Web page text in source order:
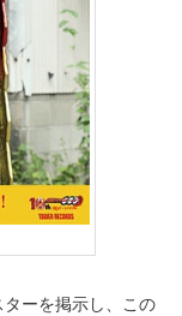
ーを掲示し、この